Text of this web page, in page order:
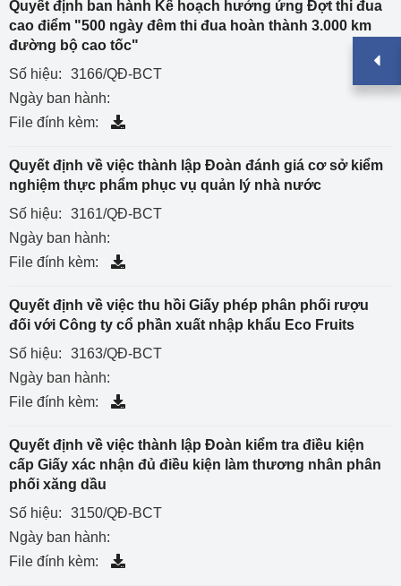
Quyết định ban hành Kế hoạch hưởng ứng Đợt thi đua
cao điểm "500 ngày đêm thi đua hoàn thành 3.000 km
đường bộ cao tốc"
Số hiệu:
3166/QĐ-BCT
Ngày ban hành:
File đính kèm:
Quyết định về việc thành lập Đoàn đánh giá cơ sở kiểm
nghiệm thực phẩm phục vụ quản lý nhà nước
Số hiệu:
3161/QĐ-BCT
Ngày ban hành:
File đính kèm:
Quyết định về việc thu hồi Giấy phép phân phối rượu
đối với Công ty cổ phần xuất nhập khẩu Eco Fruits
Số hiệu:
3163/QĐ-BCT
Ngày ban hành:
File đính kèm:
Quyết định về việc thành lập Đoàn kiểm tra điều kiện
cấp Giấy xác nhận đủ điều kiện làm thương nhân phân
phối xăng dầu
Số hiệu:
3150/QĐ-BCT
Ngày ban hành:
File đính kèm: